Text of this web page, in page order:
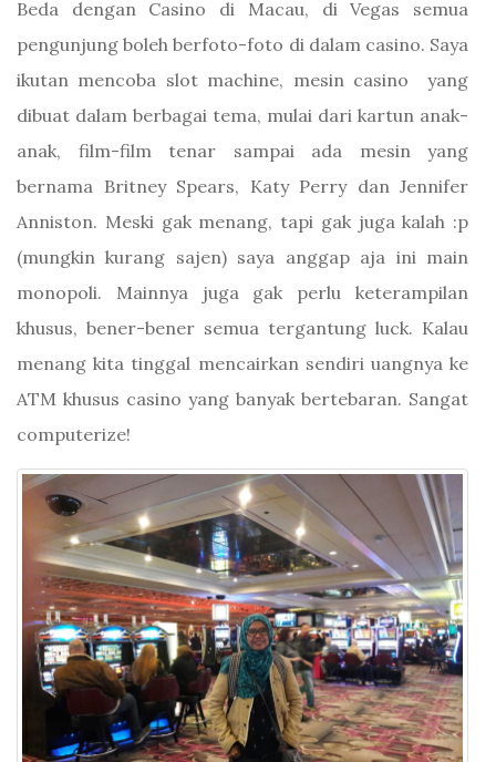
Beda dengan Casino di Macau, di Vegas semua
pengunjung boleh berfoto-foto di dalam casino. Saya
ikutan mencoba slot machine, mesin casino yang
dibuat dalam berbagai tema, mulai dari kartun anak-
anak, film-film tenar sampai ada mesin yang
bernama Britney Spears, Katy Perry dan Jennifer
Anniston. Meski gak menang, tapi gak juga kalah :p
(mungkin kurang sajen) saya anggap aja ini main
monopoli. Mainnya juga gak perlu keterampilan
khusus, bener-bener semua tergantung luck. Kalau
menang kita tinggal mencairkan sendiri uangnya ke
ATM khusus casino yang banyak bertebaran. Sangat
computerize!